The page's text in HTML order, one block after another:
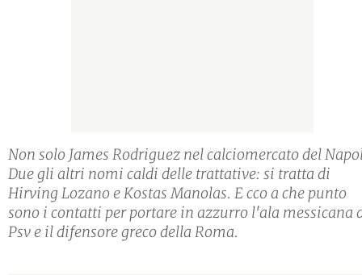
Non solo James Rodriguez nel calciomercato del
Due gli altri nomi caldi delle trattative: si tratta di
Hirving Lozano e Kostas Manolas. E cco a che punto
sono i contatti per portare in azzurro l'ala messicana
Psv e il difensore greco della Roma.